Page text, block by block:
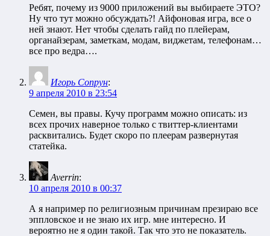
Ребят, почему из 9000 приложений вы выбираете ЭТО?
Ну что тут можно обсуждать?! Айфоновая игра, все о
ней знают. Нет чтобы сделать гайд по плейерам,
органайзерам, заметкам, модам, виджетам, телефонам…
все про ведра….
Игорь Сопрун:
9 апреля 2010 в 23:54
Семен, вы правы. Кучу программ можно описать: из
всех прочих наверное только с твиттер-клиентами
расквитались. Будет скоро по плеерам развернутая
статейка.
Averrin:
10 апреля 2010 в 00:37
А я например по религиозным причинам презираю все
эппловское и не знаю их игр. мне интересно. И
вероятно не я один такой. Так что это не показатель.